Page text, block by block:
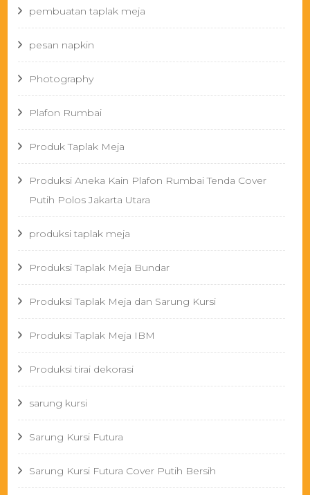
pembuatan taplak meja
pesan napkin
Photography
Plafon Rumbai
Produk Taplak Meja
Produksi Aneka Kain Plafon Rumbai Tenda Cover
Putih Polos Jakarta Utara
produksi taplak meja
Produksi Taplak Meja Bundar
Produksi Taplak Meja dan Sarung Kursi
Produksi Taplak Meja IBM
Produksi tirai dekorasi
sarung kursi
Sarung Kursi Futura
Sarung Kursi Futura Cover Putih Bersih